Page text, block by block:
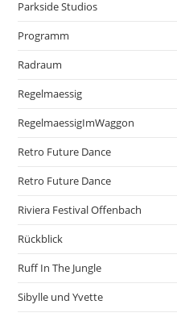
Parkside Studios
Programm
Radraum
Regelmaessig
RegelmaessigImWaggon
Retro Future Dance
Retro Future Dance
Riviera Festival Offenbach
Rückblick
Ruff In The Jungle
Sibylle und Yvette